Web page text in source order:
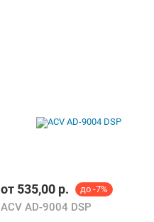
от 535,00 р. до -7%
ACV AD-9004 DSP